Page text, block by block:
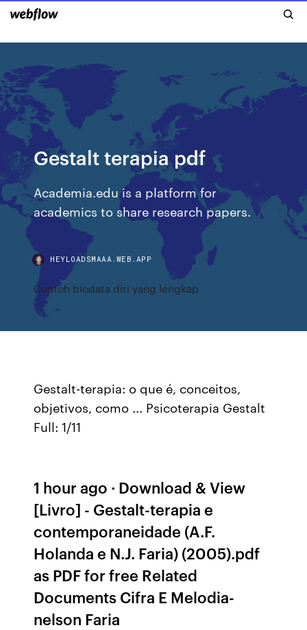
Gestalt terapia pdf
Academia.edu is a platform for
academics to share research papers.
HEYLOADSMAAA.WEB.APP
Contoh biodata diri yang lengkap
Gestalt-terapia: o que é, conceitos,
objetivos, como ... Psicoterapia Gestalt
Full: 1/11
1 hour ago · Download & View
[Livro] - Gestalt-terapia e
contemporaneidade (A.F.
Holanda e N.J. Faria) (2005).pdf
as PDF for free Related
Documents Cifra E Melodia-
nelson Faria